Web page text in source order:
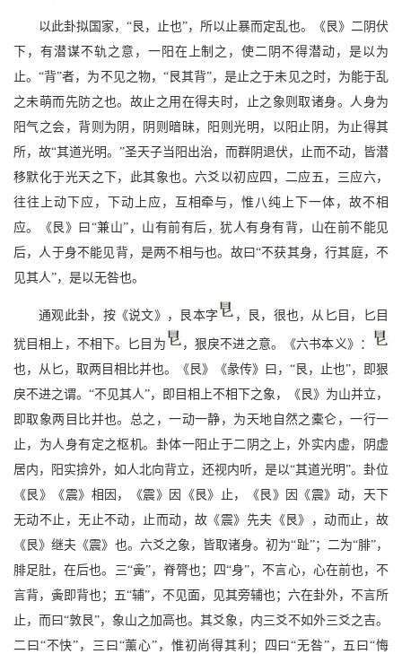
以此卦拟国家，“艮，止也”，所以止暴而定乱也。《艮》二阴伏
下，有潜谋不轨之意，一阳在上制之，使二阴不得潜动，是以为
止。“背”者，为不见之物，“艮其背”，是止之于未见之时，为能于乱
之未萌而先防之也。故止之用在得夫时，止之象则取诸身。人身为
阳气之会，背则为阴，阴则暗昧，阳则光明，以阳止阴，为止得其
所，故“其道光明。”圣天子当阳出治，而群阴退伏，止而不动，皆潜
移默化于光天之下，此其象也。六爻以初应四，二应五，三应六，
往往上动下应，下动上应，互相牵与，惟八纯上下一体，故不相
应。《艮》曰“兼山”，山有前有后，犹人有身有背，山在前不能见
后，人于身不能见背，是两不相与也。故曰“不获其身，行其庭，不
见其人”，是以无咎也。
通观此卦，按《说文》，艮本字 ，艮，很也，从匕目，匕目
犹目相上，不相下。匕目为
，狠戾不进之意。《六书本义》：
也，从匕，取两目相比并也。《艮》《彖传》曰，“艮，止也”，即狠
戾不进之谓。“不见其人”，即目相上不相下之象，《艮》为山并立，
即取象两目比并也。总之，一动一静，为天地自然之橐仑，一行一
止，为人身有定之枢机。卦体一阳止于二阴之上，外实内虚，阴虚
居内，阳实揜外，如人北向背立，还视内听，是以“其道光明”。卦位
《艮》《震》相因，《震》因《艮》止，《艮》因《震》动，天下
无动不止，无止不动，止而动，故《震》先夫《艮》，动而止，故
《艮》继夫《震》也。六爻之象，皆取诸身。初为“趾”；二为“腓”，
腓足肚，在后也。三“夤”，脊膂也；四“身”，不言心，心在前也，不
言背，夤即背也；五“辅”，不见面，见其旁辅也；六在卦外，不言所
止，而曰“敦艮”，象山之加高也。其爻象，内三爻不如外三爻之吉。
二曰“不快”，三曰“薰心”，惟初尚得其利；四曰“无咎”，五曰“悔